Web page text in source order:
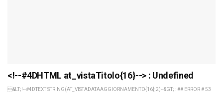
<!--#4DHTML at_vistaTitolo{16}--> : Undefined
&LT;!--#4DTEXT STRING(AT_VISTADATAAGGIORNAMENTO{16};2)--&GT; : ## ERROR # 53